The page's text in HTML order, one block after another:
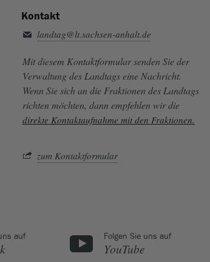
Kontakt
landtag@lt.sachsen-anhalt.de
Mit diesem Kontaktformular senden Sie der
Verwaltung des Landtags eine Nachricht.
Wenn Sie sich an die Fraktionen des Landtags
richten möchten, dann empfehlen wir die
direkte Kontaktaufnahme mit den Fraktionen.
zum Kontaktformular
auf Folgen Sie uns auf
YouTube